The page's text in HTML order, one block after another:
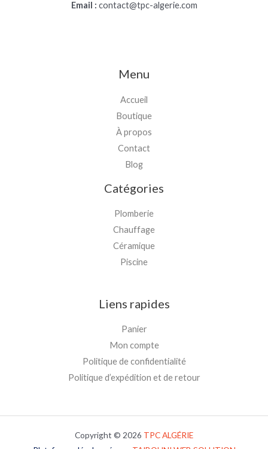
Email : contact@tpc-algerie.com
Menu
Accueil
Boutique
À propos
Contact
Blog
Catégories
Plomberie
Chauffage
Céramique
Piscine
Liens rapides
Panier
Mon compte
Politique de confidentialité
Politique d’expédition et de retour
Copyright © 2026 TPCALGÉRIE